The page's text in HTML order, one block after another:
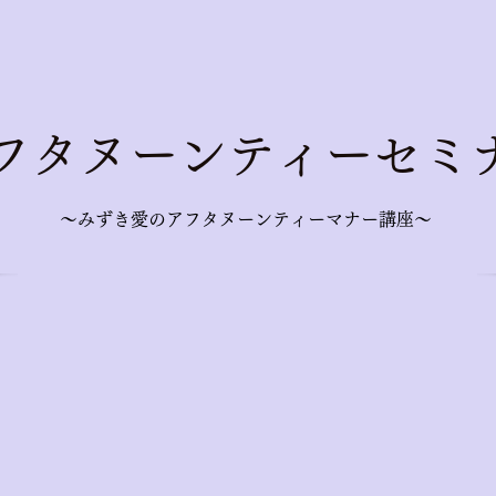
タヌーンティーセミ
～みずき愛のアフタヌーンティーマナー講座～